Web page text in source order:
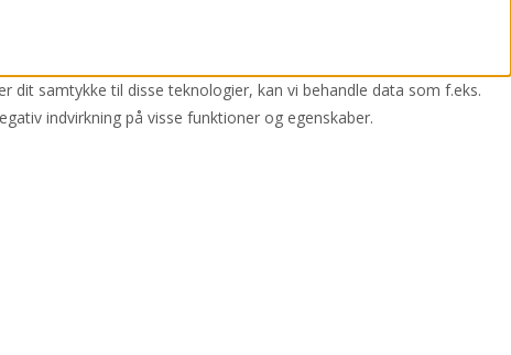
dit samtykke til disse teknologier, kan vi behandle data som f.eks.
indvirkning på visse funktioner og egenskaber.